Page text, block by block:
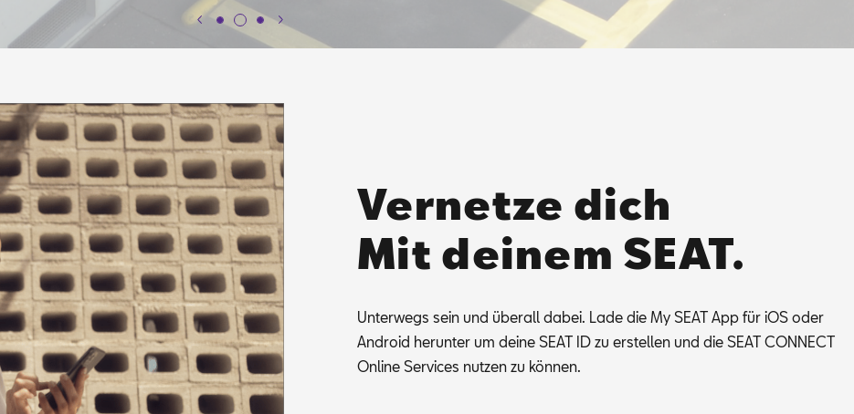
Vernetze dich
Mit deinem SEAT.
Un­ter­wegs sein und über­all da­bei. Lade die My SEAT App für iOS oder
An­dro­id her­un­ter um dei­ne SEAT ID zu er­stel­len und die SEAT CON­NECT
On­line Ser­vices nut­zen zu kön­nen.